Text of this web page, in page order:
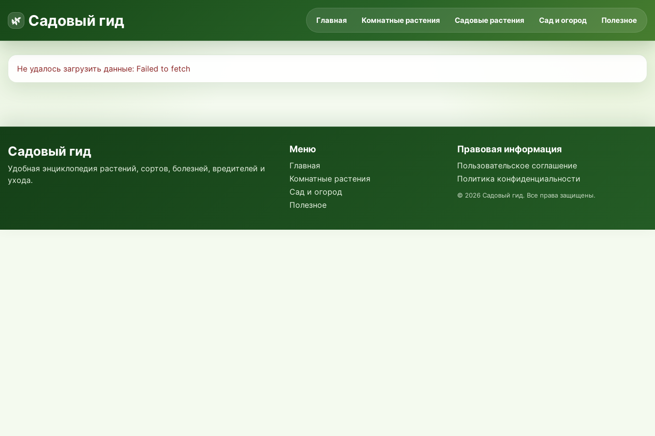
Садовый гид Главная Комнатные растения Садовые растения Сад и огород Полезное
Не удалось загрузить данные: Failed to fetch
Садовый гид
Удобная энциклопедия растений, сортов, болезней, вредителей и
ухода.
Меню
Главная
Комнатные растения
Сад и огород
Полезное
Правовая информация
Пользовательское соглашение
Политика конфиденциальности
© 2026 Садовый гид. Все права защищены.